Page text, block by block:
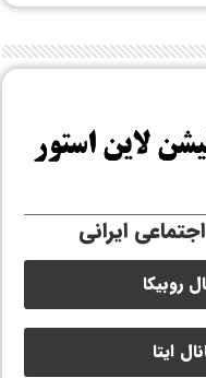
ایرانی
روبیکا
ایتا